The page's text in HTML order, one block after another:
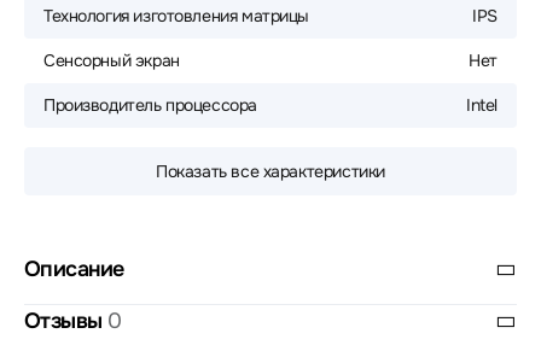
Технология изготовления матрицы IPS
Сенсорный экран Нет
Производитель процессора Intel
Показать все характеристики
Описание
Отзывы 0